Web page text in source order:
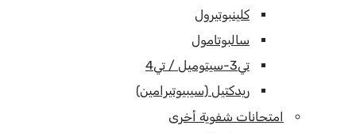
كلينبوتيرول
سالبوتامول
تي3-سيتوميل / تي4
ريدكتيل (سيبيوتيرامين)
امتحانات شفوية أخرى